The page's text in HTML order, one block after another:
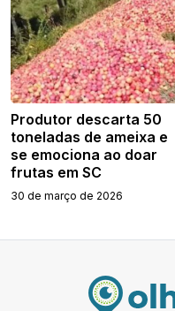
Produtor descarta 50
toneladas de ameixa e
se emociona ao doar
frutas em SC
30 de março de 2026